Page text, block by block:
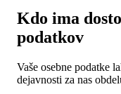
Kdo ima
podatkov
Vaše osebne podatke
dejavnosti za nas